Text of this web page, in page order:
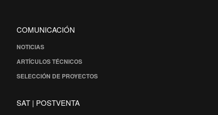
COMUNICACIÓN
NOTICIAS
ARTÍCULOS TÉCNICOS
SELECCIÓN DE PROYECTOS
SAT | POSTVENTA